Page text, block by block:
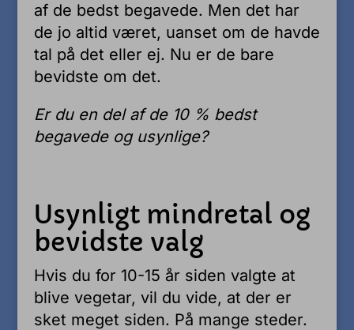
af de bedst begavede. Men det har
de jo altid været, uanset om de havde
tal på det eller ej. Nu er de bare
bevidste om det.
Er du en del af de 10 % bedst
begavede og usynlige?
Usynligt mindretal og
bevidste valg
Hvis du for 10-15 år siden valgte at
blive vegetar, vil du vide, at der er
sket meget siden. På mange steder.